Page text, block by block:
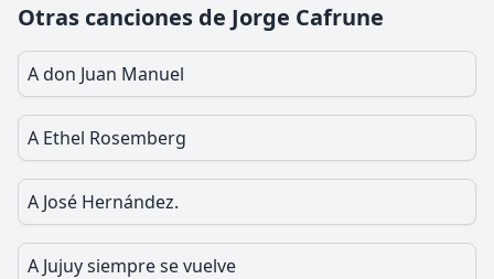
Otras canciones de Jorge Cafrune
A don Juan Manuel
A Ethel Rosemberg
A José Hernández.
A Jujuy siempre se vuelve